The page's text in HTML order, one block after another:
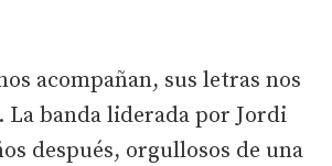
acompañan, sus letras nos
La banda liderada por Jordi
después, orgullosos de una